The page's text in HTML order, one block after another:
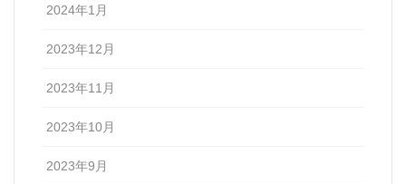
2024年1月
2023年12月
2023年11月
2023年10月
2023年9月